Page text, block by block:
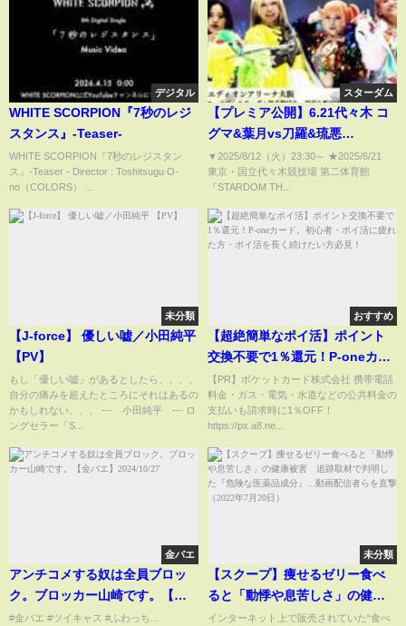
デジタル
WHITE SCORPION『7秒のレジ
スタンス』-Teaser-
WHITE SCORPION『7秒のレジスタン
ス』-Teaser - Director : Toshitsugu O-
no（COLORS） ...
スターダム
【プレミア公開】6.21代々木 コ
グマ&葉月vs刀羅&琉悪
夏/HANAKOvs世羅/6.25大阪 ゴ
ッデス 羽南&飯田vs水森
#293【STARDOM】
▼2025/8/12（火）23:30​​​​​​​​​​～ ★2025/6/21
東京・国立代々木競技場 第二体育館
『STARDOM TH...
未分類
【J-force】 優しい嘘／小田純平
【PV】
もし「優しい嘘」があるとしたら、、、、
自分の痛みを超えたところにそれはあるの
かもしれない、、、 --- 小田純平 --- ロ
ングセラー「S...
おすすめ
【超絶簡単なポイ活】ポイント
交換不要で1％還元！P-oneカー
ド。初心者・ポイ活に疲れた
方・ポイ活を長く続けたい方必
見！
【PR】ポケットカード株式会社 携帯電話
料金・ガス・電気・水道などの公共料金の
支払いも請求時に1％OFF！
https://px.a8.ne...
金バエ
アンチコメする奴は全員ブロッ
ク。ブロッカー山崎です。【金
バエ】2024/10/27
#金バエ #ツイキャス #ふわっち...
未分類
【スクープ】痩せるゼリー食べ
ると「動悸や息苦しさ」の健康
被害 追跡取材で判明した『危
インターネット上で販売されていた“食べ